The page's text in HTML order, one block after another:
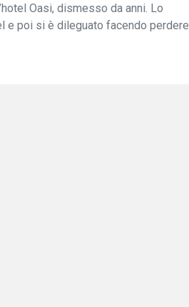
Oasi, dismesso da anni. Lo
e poi si è dileguato facendo perdere